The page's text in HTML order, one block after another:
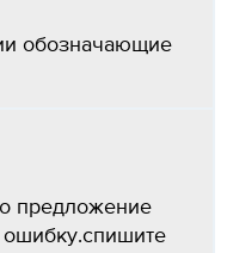
обозначающие
предложение
ошибку.спишите